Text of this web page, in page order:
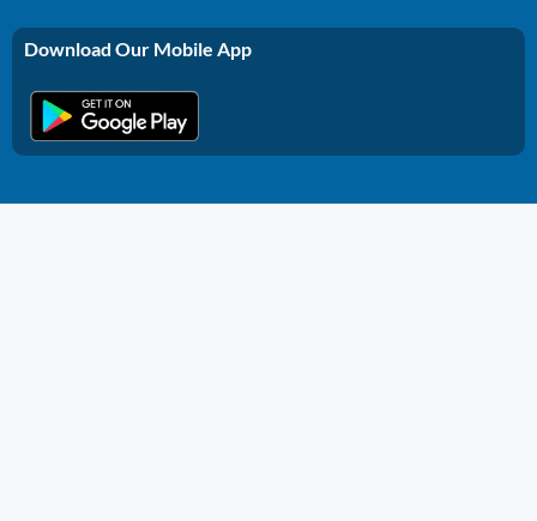
Download Our Mobile App